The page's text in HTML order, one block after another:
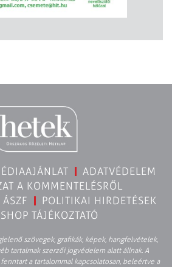
ADATVÉDELEM
A KOMMENTELÉSRŐL
ÁSZF
POLITIKAI HIRDETÉSEK
TÁJÉKOZTATÓ
szövegek, grafikák, képek, hangfelvételek,
tartalmak szerzői jogvédelem alatt állnak. A
a tartalommal kapcsolatosan, beleértve a